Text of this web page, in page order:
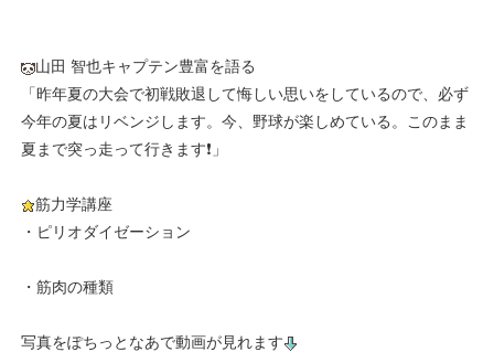
山田 智也キャプテン豊富を語る
「昨年夏の大会で初戦敗退して悔しい思いをしているので、必ず
今年の夏はリベンジします。今、野球が楽しめている。このまま
夏まで突っ走って行きます❗」
筋力学講座
・ピリオダイゼーション
・筋肉の種類
写真をぽちっとなあで動画が見れます